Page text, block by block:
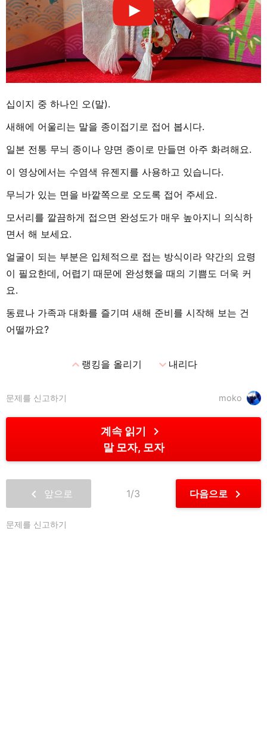
십이지 중 하나인 오(말).
새해에 어울리는 말을 종이접기로 접어 봅시다.
일본 전통 무늬 종이나 양면 종이로 만들면 아주 화려해요.
이 영상에서는 수염색 유젠지를 사용하고 있습니다.
무늬가 있는 면을 바깥쪽으로 오도록 접어 주세요.
모서리를 깔끔하게 접으면 완성도가 매우 높아지니 의식하
면서 해 보세요.
얼굴이 되는 부분은 입체적으로 접는 방식이라 약간의 요령
이 필요한데, 어렵기 때문에 완성했을 때의 기쁨도 더욱 커
요.
동료나 가족과 대화를 즐기며 새해 준비를 시작해 보는 건
어떨까요?
expand_less랭킹을 올리기 expand_more내리다
moko
문제를 신고하기
계속 읽기 chevron_right
말 모자, 모자
chevron_left 앞으로 1/3 다음으로 chevron_right
문제를 신고하기